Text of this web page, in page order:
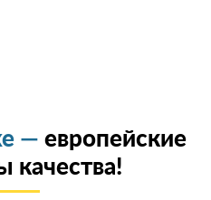
— европейские
качества!